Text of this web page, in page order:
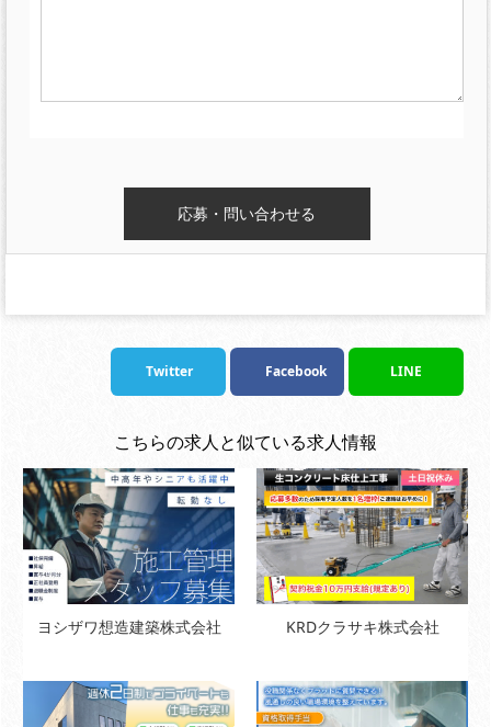
LINE
Facebook
Twitter
こちらの求人と似ている求人情報
ヨシザワ想造建築株式会社 KRDクラサキ株式会社